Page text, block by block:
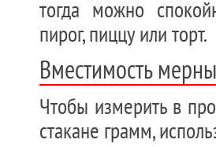
тогда можно
пирог, пиццу или торт.
Вместимость
Чтобы измерить в
стакане грамм,